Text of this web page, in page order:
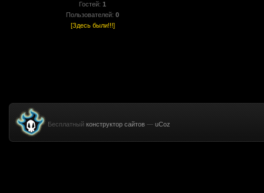
Гостей: 1
Пользователей: 0
[Здесь были!!!]
Бесплатный конструктор сайтов — uCoz